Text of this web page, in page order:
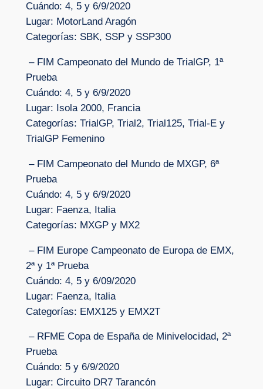
Cuándo: 4, 5 y 6/9/2020
Lugar: MotorLand Aragón
Categorías: SBK, SSP y SSP300
– FIM Campeonato del Mundo de TrialGP, 1ª
Prueba
Cuándo: 4, 5 y 6/9/2020
Lugar: Isola 2000, Francia
Categorías: TrialGP, Trial2, Trial125, Trial-E y
TrialGP Femenino
– FIM Campeonato del Mundo de MXGP, 6ª
Prueba
Cuándo: 4, 5 y 6/9/2020
Lugar: Faenza, Italia
Categorías: MXGP y MX2
– FIM Europe Campeonato de Europa de EMX,
2ª y 1ª Prueba
Cuándo: 4, 5 y 6/09/2020
Lugar: Faenza, Italia
Categorías: EMX125 y EMX2T
– RFME Copa de España de Minivelocidad, 2ª
Prueba
Cuándo: 5 y 6/9/2020
Lugar: Circuito DR7 Tarancón